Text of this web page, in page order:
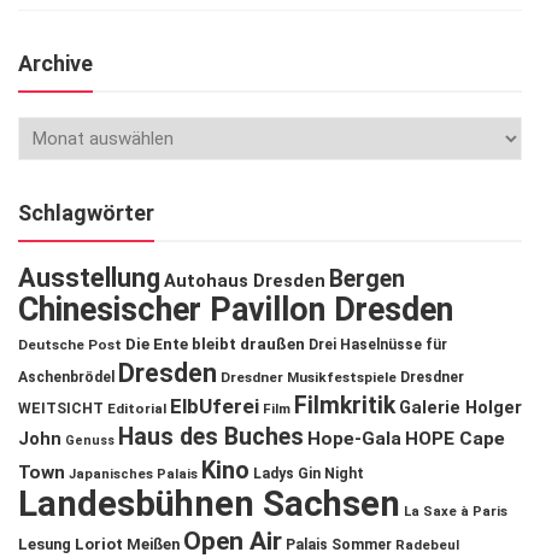
Archive
Schlagwörter
Ausstellung Autohaus Dresden Bergen
Chinesischer Pavillon Dresden
Deutsche Post Die Ente bleibt draußen Drei Haselnüsse für
Aschenbrödel
Dresden Dresdner Musikfestspiele Dresdner
WEITSICHT Editorial ElbUferei Film Filmkritik Galerie Holger
John Genuss Haus des Buches Hope-Gala HOPE Cape
Town Japanisches Palais Kino Ladys Gin Night
Landesbühnen Sachsen La Saxe à Paris
Lesung Loriot Meißen Open Air Palais Sommer Radebeul